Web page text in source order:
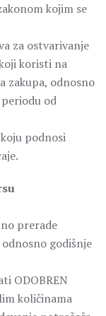
kojim se
za ostvarivanje
koristi na
zakupa, odnosno
od
podnosi
prerade
godišnje
ODOBREN
količinama